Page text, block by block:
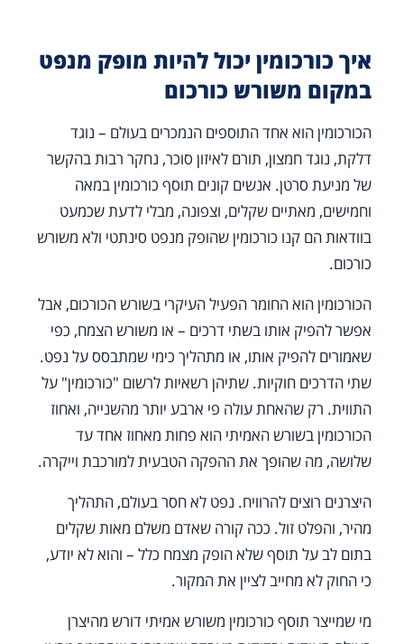
איך כורכומין יכול להיות מופק מנפט
במקום משורש כורכום
הכורכומין הוא אחד התוספים הנמכרים בעולם – נוגד
דלקת, נוגד חמצון, תורם לאיזון סוכר, נחקר רבות בהקשר
של מניעת סרטן. אנשים קונים תוסף כורכומין במאה
וחמישים, מאתיים שקלים, וצפונה, מבלי לדעת שכמעט
בוודאות הם קנו כורכומין שהופק מנפט סינתטי ולא משורש
כורכום.
הכורכומין הוא החומר הפעיל העיקרי בשורש הכורכום, אבל
אפשר להפיק אותו בשתי דרכים – או משורש הצמח, כפי
שאמורים להפיק אותו, או מתהליך כימי שמתבסס על נפט.
שתי הדרכים חוקיות. שתיהן רשאיות לרשום "כורכומין" על
התווית. רק שהאחת עולה פי ארבע יותר מהשנייה, ואחוז
הכורכומין בשורש האמיתי הוא פחות מאחוז אחד עד
שלושה, מה שהופך את ההפקה הטבעית למורכבת וייקרה.
היצרנים רוצים להרוויח. נפט לא חסר בעולם, התהליך
מהיר, והפלט זול. ככה קורה שאדם משלם מאות שקלים
בתום לב על תוסף שלא הופק מצמח כלל – והוא לא יודע,
כי החוק לא מחייב לציין את המקור.
מי שמייצר תוסף כורכומין משורש אמיתי דורש מהיצרן